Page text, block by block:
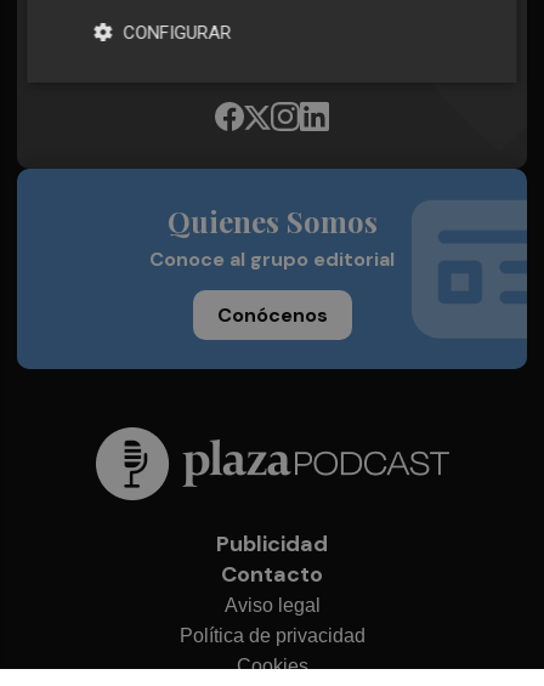
Síguenos en redes
Quienes Somos
Conoce al grupo editorial
Conócenos
Publicidad
Contacto
Aviso legal
Política de privacidad
Cookies
CONFIGURAR